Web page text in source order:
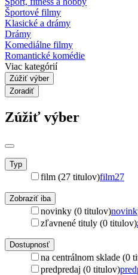
Športové filmy
Klasické a drámy
Drámy
Komediálne filmy
Romantické komédie
Viac kategórií
Zúžiť výber
Zoradiť
Zúžiť výber
Typ
film (27 titulov)film27
Zobraziť iba
novinky (0 titulov)
zľavnené tituly (0 titulov)
Dostupnosť
na centrálnom sklade (0
predpredaj (0 titulov)